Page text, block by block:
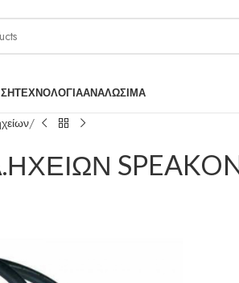
ΤΕΧΝΟΛΟΓΙΑΑΝΑΛΩΣΙΜΑ